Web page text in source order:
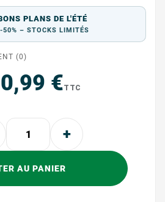
PLANS DE L'ÉTÉ
50% – STOCKS LIMITÉS
(0)
€TTC
AU PANIER